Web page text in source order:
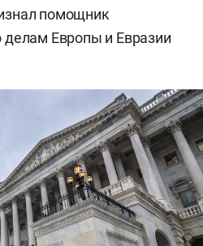
помощник
Европы и Евразии